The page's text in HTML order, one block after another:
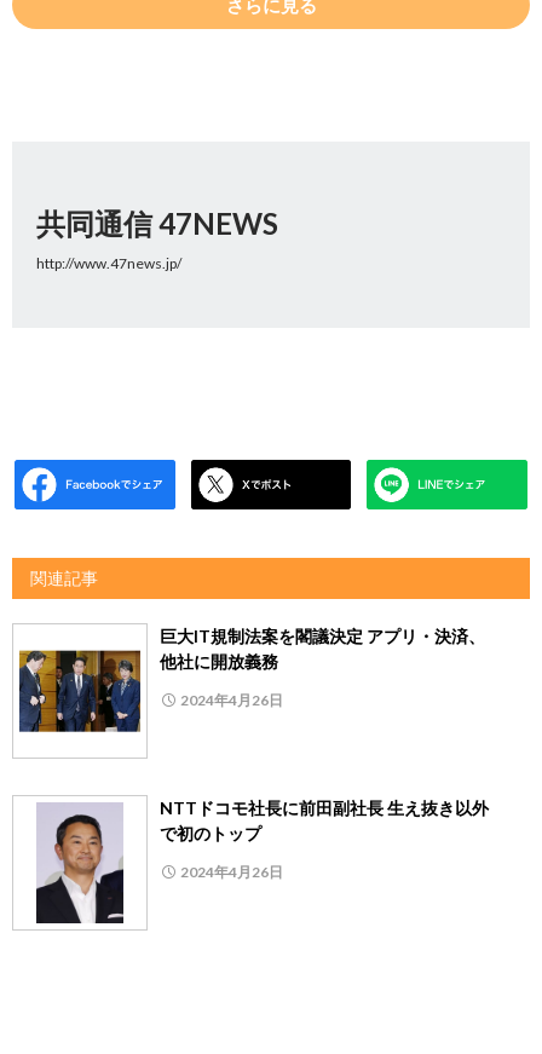
さらに見る
共同通信 47NEWS
http://www.47news.jp/
関連記事
巨大IT規制法案を閣議決定 アプリ・決済、
他社に開放義務
2024年4月26日
NTTドコモ社長に前田副社長 生え抜き以外
で初のトップ
2024年4月26日